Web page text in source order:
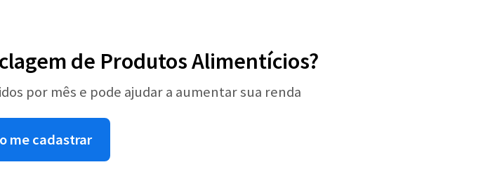
de Produtos Alimentícios?
por mês e pode ajudar a aumentar sua renda
me cadastrar